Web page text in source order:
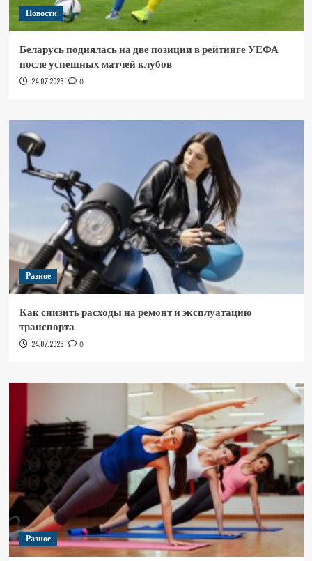
Новости
Беларусь поднялась на две позиции в рейтинге УЕФА
после успешных матчей клубов
24.07.2026 0
Разное
Как снизить расходы на ремонт и эксплуатацию
транспорта
24.07.2026 0
Разное